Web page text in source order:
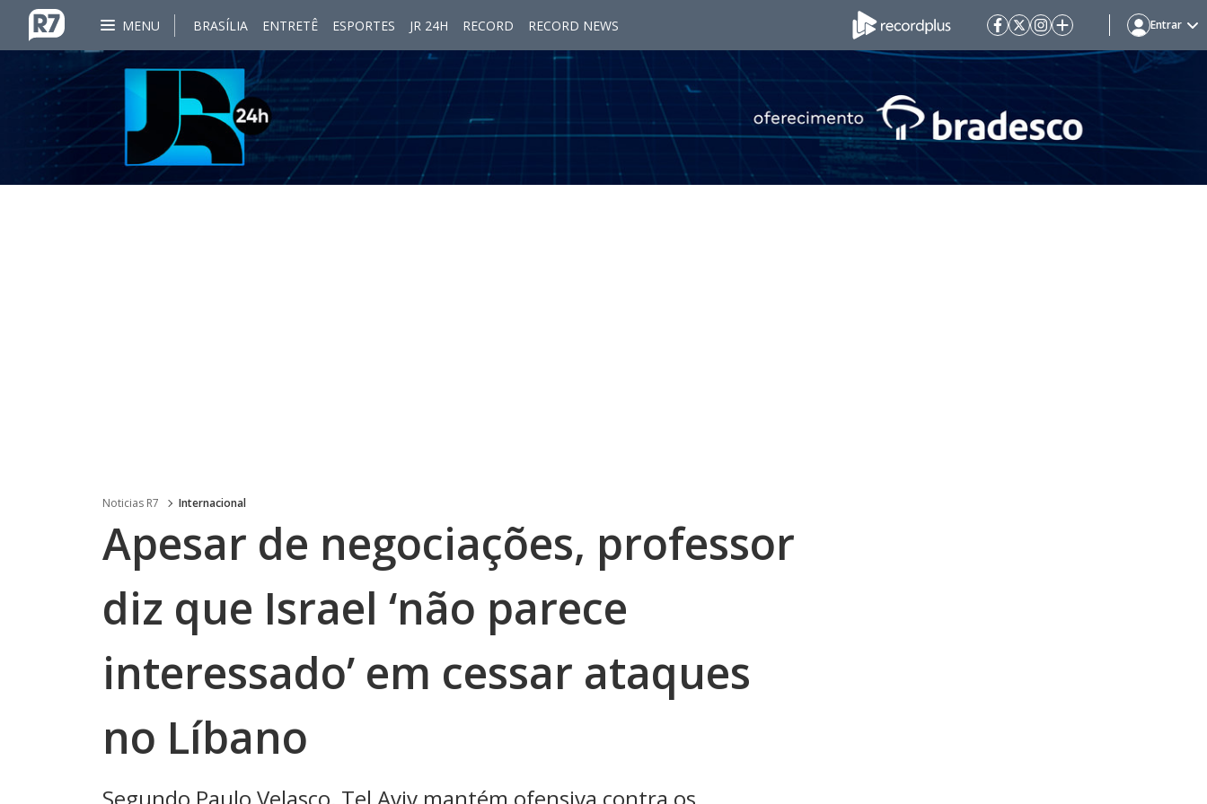
MENU BRASÍLIA ENTRETÊ ESPORTES JR 24H RECORD RECORD NEWS Entrar
Noticias R7 Internacional
Apesar de negociações, professor
diz que Israel ‘não parece
interessado’ em cessar ataques
no Líbano